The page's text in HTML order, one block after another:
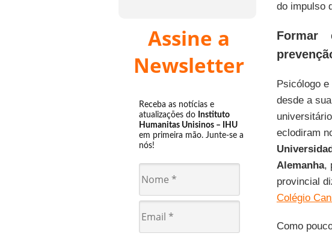
Assine a
Newsletter
Receba as notícias e
atualizações do Instituto
Humanitas Unisinos – IHU
em primeira mão. Junte-se a
nós!
do impulso
Formar
Psicólogo
desde a
eclodiram
Alemanha,
provincial
Colégio
Como